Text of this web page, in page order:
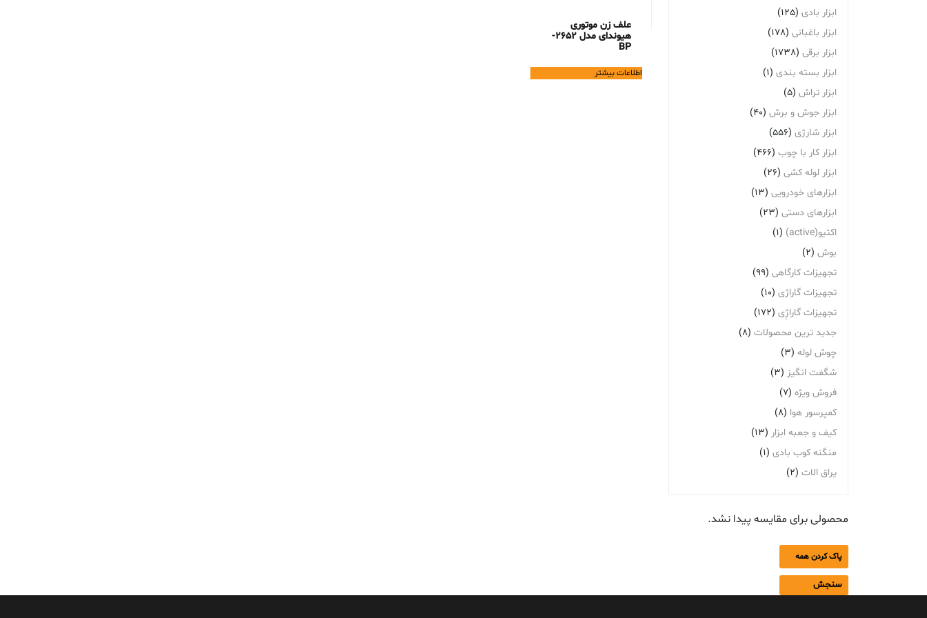
علف زن موتوری
هیوندای مدل 2652-
BP
اطلاعات بیشتر
ابزار بادی (125)
ابزار باغبانی (178)
ابزار برقی (1738)
ابزار بسته بندی (1)
ابزار تراش (5)
ابزار جوش و برش (40)
ابزار شارژی (556)
ابزار کار با چوب (466)
ابزار لوله کشی (26)
ابزارهای خودرویی (13)
ابزارهای دستی (23)
اکتیو(active)
(1)
بوش (2)
تجهیزات کارگاهی (99)
تجهیزات گاراژی (10)
تجهیزات گاراژِی (172)
جدید ترین محصولات (8)
چوش لوله (3)
شگفت انگیز (3)
فروش ویژه (7)
کمپرسور هوا (8)
کیف و جعبه ابزار (13)
منگنه کوب بادی (1)
یراق الات (2)
محصولی برای مقایسه پیدا نشد.
پاک کردن همه
سنجش